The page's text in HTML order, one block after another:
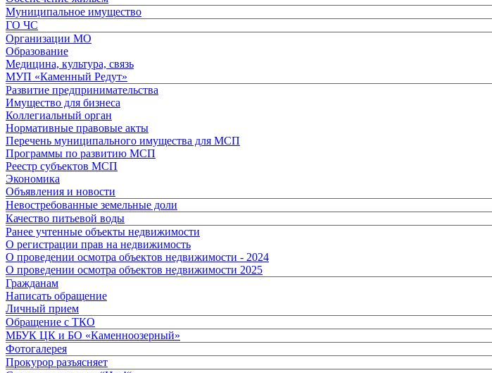
Муниципальное имущество
ГО ЧС
Организации МО
Образование
Медицина, культура, связь
МУП «Каменный Редут»
Развитие предпринимательства
Имущество для бизнеса
Коллегиальный орган
Нормативные правовые акты
Перечень муниципального имущества для МСП
Программы по развитию МСП
Реестр субъектов МСП
Экономика
Объявления и новости
Невостребованные земельные доли
Качество питьевой воды
Ранее учтенные объекты недвижимости
О регистрации прав на недвижимость
О проведении осмотра объектов недвижимости - 2024
О проведении осмотра объектов недвижимости 2025
Гражданам
Написать обращение
Личный прием
Обращение с ТКО
МБУК ЦК и БО «Каменноозерный»
Фотогалерея
Прокурор разъясняет